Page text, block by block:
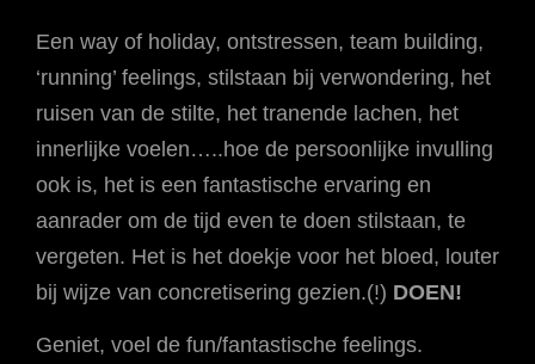
Een way of holiday, ontstressen, team building,
‘running’ feelings, stilstaan bij verwondering, het
ruisen van de stilte, het tranende lachen, het
innerlijke voelen…..hoe de persoonlijke invulling
ook is, het is een fantastische ervaring en
aanrader om de tijd even te doen stilstaan, te
vergeten. Het is het doekje voor het bloed, louter
bij wijze van concretisering gezien.(!) DOEN!
Geniet, voel de fun/fantastische feelings.